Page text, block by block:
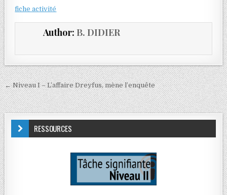
fiche activité
Author: B. DIDIER
← Niveau I – L’affaire Dreyfus, mène l’enquête
RESSOURCES